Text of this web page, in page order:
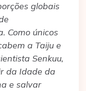
globais
Como únicos
a Taiju e
Senkuu,
da Idade da
e salvar